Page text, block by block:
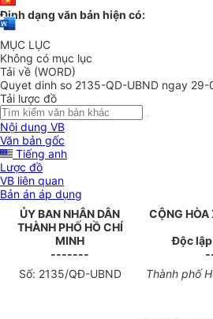
Định dạng văn bản hiện có:
MỤC LỤC
Không có mục lục
Tải về (WORD)
Quyet dinh so 2135-QD-UBND ngay
Tải lược đồ
Nội dung VB
Văn bản gốc
Tiếng anh
Lược đồ
VB liên quan
Bản án áp dụng
ỦY BAN NHÂN DÂN
THÀNH PHỐ HỒ CHÍ
MINH
-------
CỘNG
Độc
Số: 2135/QĐ-UBND Thành phố